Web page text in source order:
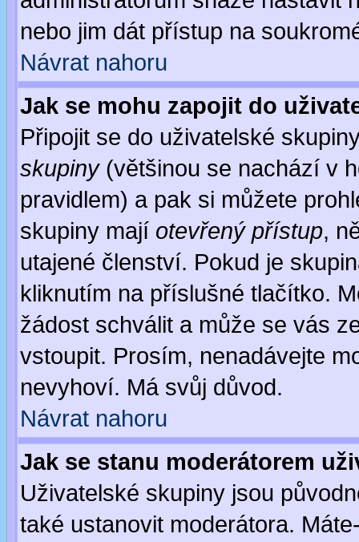
nebo jim dát přístup na
Návrat nahoru
Jak se mohu zapojit do
Připojit se do uživatelské
skupiny(většinou se nachází v
pravidlem) a pak si můžete
skupiny mají otevřený přístup,
utajené členství. Pokud je
kliknutím na příslušné tlačítko.
žádost schválit a může se vás
vstoupit. Prosím, nenadávejte
nevyhoví. Má svůj důvod.
Návrat nahoru
Jak se stanu moderátorem
Uživatelské skupiny jsou
také ustanovit moderátora.